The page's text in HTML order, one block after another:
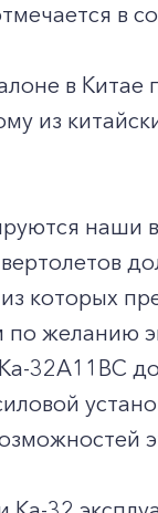
в
в
из
которых
желанию
32А11ВС